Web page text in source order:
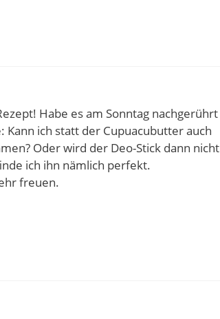
Habe es am Sonntag nachgerührt
ich statt der Cupuacubutter auch
Oder wird der Deo-Stick dann nicht
ich ihn nämlich perfekt.
freuen.